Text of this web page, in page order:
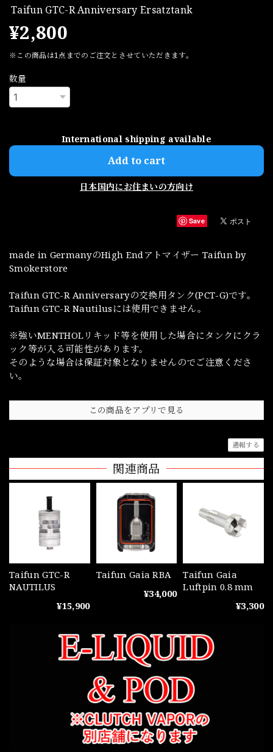
Taifun GTC-R Anniversary Ersatztank
¥2,800
※この商品は1点までのご注文とさせていただきます。
数量
International shipping available
Add to cart
日本国内にお住まいの方向け
Save
made in GermanyのHigh Endアトマイザー Taifun by
Smokerstore
Taifun GTC-R Anniversaryの交換用タンク(PCT-G)です。
Taifun GTC-R Nautilusには使用できません。
※強いMENTHOLリキッド等を使用した場合にタンクにクラ
ック等が入る可能性があります。
そのような場合は保証対象となりませんのでご注意くださ
い。
この商品をアプリで見る
通報する
関連商品
Taifun GTC-R
NAUTILUS
¥15,900
Taifun Gaia RBA
¥34,000
Taifun Gaia
Luftpin 0.8 mm
¥3,300